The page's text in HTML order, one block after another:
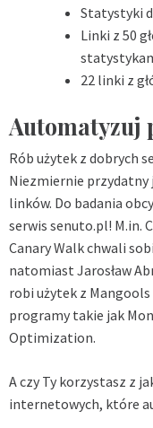
Statystyki
Linki z 50
22 linki z
Automatyzuj
Rób użytek z dobrych
Niezmiernie przydatny
linków. Do badania
serwis senuto.pl! M.in.
Canary Walk chwali
natomiast Jarosław
robi użytek z
programy takie jak
Optimization.
A czy Ty korzystasz z
internetowych, które